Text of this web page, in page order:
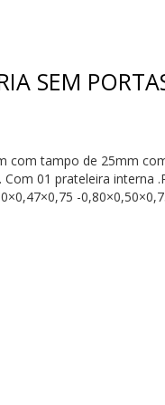
SEM
com tampo de 25mm
01 prateleira interna
-